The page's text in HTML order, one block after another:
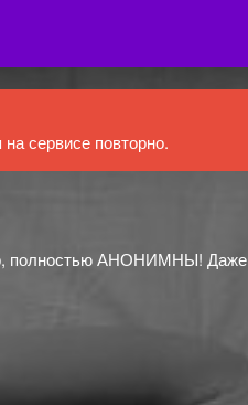
сервисе повторно.
полностью АНОНИМНЫ! Даже